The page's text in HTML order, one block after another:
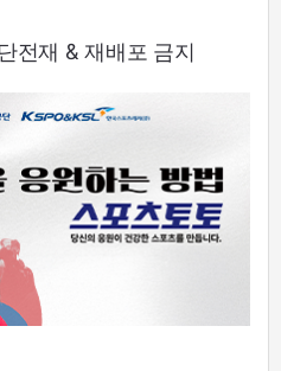
재 & 재배포 금지